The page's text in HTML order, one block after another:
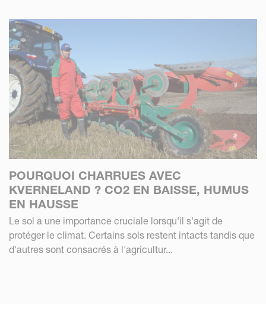
POURQUOI CHARRUES AVEC
KVERNELAND ? CO2 EN BAISSE, HUMUS
EN HAUSSE
Le sol a une importance cruciale lorsqu'il s'agit de
protéger le climat. Certains sols restent intacts tandis que
d'autres sont consacrés à l'agricultur...